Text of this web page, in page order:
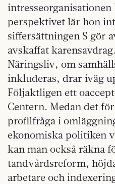
intresseorganisationen
perspektivet lär hon
siffersättningen S gör
avskaffat
Näringsliv, om
inkluderas, drar iväg
Följaktligen ett
Centern. Medan det
profilfråga i
ekonomiska politiken
kan man också räkna
tandvårdsreform,
arbetare och